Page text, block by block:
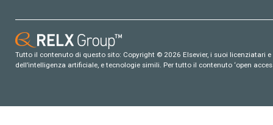
Tutto il contenuto di questo sito: Copyright © 2026 Elsevier, i suoi
dell’intelligenza artificiale, e tecnologie simili. Per tutto il contenuto ‘open